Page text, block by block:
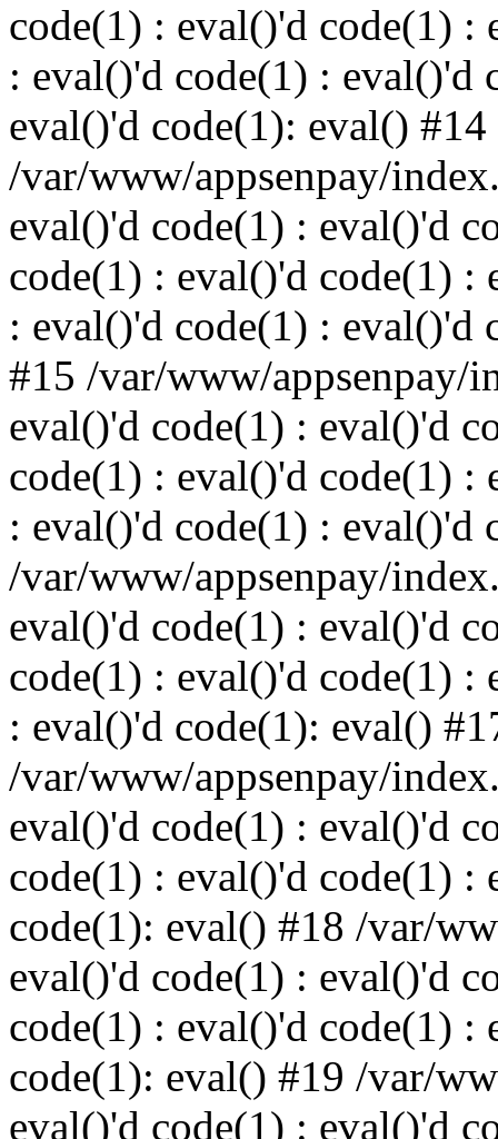
code(1) : eval()'d code(1) :
: eval()'d code(1) : eval()'d
eval()'d code(1): eval() #14
/var/www/appsenpay/
eval()'d code(1) : eval()'d
code(1) : eval()'d code(1) :
: eval()'d code(1) : eval()'d
#15 /var/www/appsenpay/
eval()'d code(1) : eval()'d
code(1) : eval()'d code(1) :
: eval()'d code(1) : eval()'d
/var/www/appsenpay/
eval()'d code(1) : eval()'d
code(1) : eval()'d code(1) :
: eval()'d code(1): eval()
/var/www/appsenpay/
eval()'d code(1) : eval()'d
code(1) : eval()'d code(1) :
code(1): eval() #18 /var/
eval()'d code(1) : eval()'d
code(1) : eval()'d code(1) :
code(1): eval() #19 /var/
eval()'d code(1) : eval()'d